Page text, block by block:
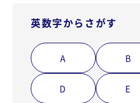
英数字からさがす
A B
D E